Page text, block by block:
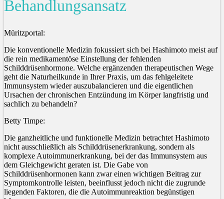
Behandlungsansatz
Müritzportal:
Die konventionelle Medizin fokussiert sich bei Hashimoto meist auf
die rein medikamentöse Einstellung der fehlenden
Schilddrüsenhormone. Welche ergänzenden therapeutischen Wege
geht die Naturheilkunde in Ihrer Praxis, um das fehlgeleitete
Immunsystem wieder auszubalancieren und die eigentlichen
Ursachen der chronischen Entzündung im Körper langfristig und
sachlich zu behandeln?
Betty Timpe:
Die ganzheitliche und funktionelle Medizin betrachtet Hashimoto
nicht ausschließlich als Schilddrüsenerkrankung, sondern als
komplexe Autoimmunerkrankung, bei der das Immunsystem aus
dem Gleichgewicht geraten ist. Die Gabe von
Schilddrüsenhormonen kann zwar einen wichtigen Beitrag zur
Symptomkontrolle leisten, beeinflusst jedoch nicht die zugrunde
liegenden Faktoren, die die Autoimmunreaktion begünstigen